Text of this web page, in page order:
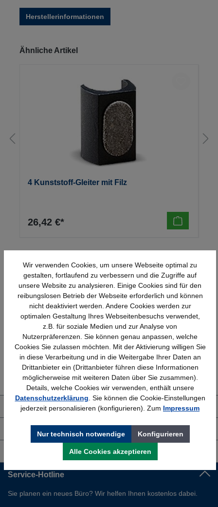
Herstellerinformationen
Produktgalerie überspringen
Ähnliche Artikel
4 Kunststoff-Gleiter mit Filz
26,42 €*
Schnelle Lieferung
Bundesweit
Topmarken
Faire Preise
Erfahrung
Bewährt seit 1958
Kostenlose Beratung
(04205) 635940
Über uns
Shop Service
Service-Hotline
Sie planen ein neues Büro? Wir helfen Ihnen kostenlos dabei.
Wir verwenden Cookies, um unsere Webseite optimal zu
gestalten, fortlaufend zu verbessern und die Zugriffe auf
unsere Website zu analysieren. Einige Cookies sind für den
reibungslosen Betrieb der Webseite erforderlich und können
nicht deaktiviert werden. Andere Cookies werden zur
optimalen Gestaltung Ihres Webseitenbesuchs verwendet,
z.B. für soziale Medien und zur Analyse von
Nutzerpräferenzen. Sie können genau anpassen, welche
Cookies Sie zulassen möchten. Mit der Aktivierung willigen Sie
in diese Verarbeitung und in die Weitergabe Ihrer Daten an
Drittanbieter ein (Drittanbieter führen diese Informationen
möglicherweise mit weiteren Daten über Sie zusammen).
Details, welche Cookies wir verwenden, enthält unsere
Datenschutzerklärung . Sie können die Cookie-Einstellungen
jederzeit personalisieren (konfigurieren). Zum Impressum
Nur technisch notwendige Konfigurieren
Alle Cookies akzeptieren